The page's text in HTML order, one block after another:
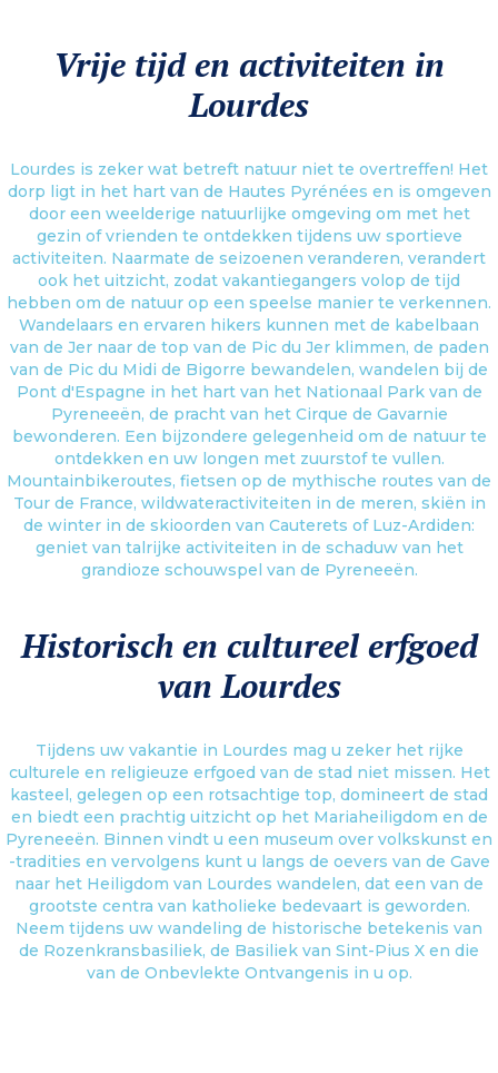
Vrije tijd en activiteiten in
Lourdes
Lourdes is zeker wat betreft natuur niet te overtreffen! Het
dorp ligt in het hart van de Hautes Pyrénées en is omgeven
door een weelderige natuurlijke omgeving om met het
gezin of vrienden te ontdekken tijdens uw sportieve
activiteiten. Naarmate de seizoenen veranderen, verandert
ook het uitzicht, zodat vakantiegangers volop de tijd
hebben om de natuur op een speelse manier te verkennen.
Wandelaars en ervaren hikers kunnen met de kabelbaan
van de Jer naar de top van de Pic du Jer klimmen, de paden
van de Pic du Midi de Bigorre bewandelen, wandelen bij de
Pont d'Espagne in het hart van het Nationaal Park van de
Pyreneeën, de pracht van het Cirque de Gavarnie
bewonderen. Een bijzondere gelegenheid om de natuur te
ontdekken en uw longen met zuurstof te vullen.
Mountainbikeroutes, fietsen op de mythische routes van de
Tour de France, wildwateractiviteiten in de meren, skiën in
de winter in de skioorden van Cauterets of Luz-Ardiden:
geniet van talrijke activiteiten in de schaduw van het
grandioze schouwspel van de Pyreneeën.
Historisch en cultureel erfgoed
van Lourdes
Tijdens uw vakantie in Lourdes mag u zeker het rijke
culturele en religieuze erfgoed van de stad niet missen. Het
kasteel, gelegen op een rotsachtige top, domineert de stad
en biedt een prachtig uitzicht op het Mariaheiligdom en de
Pyreneeën. Binnen vindt u een museum over volkskunst en
-tradities en vervolgens kunt u langs de oevers van de Gave
naar het Heiligdom van Lourdes wandelen, dat een van de
grootste centra van katholieke bedevaart is geworden.
Neem tijdens uw wandeling de historische betekenis van
de Rozenkransbasiliek, de Basiliek van Sint-Pius X en die
van de Onbevlekte Ontvangenis in u op.